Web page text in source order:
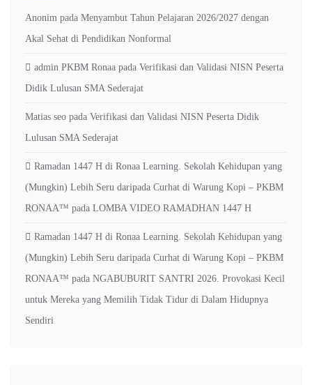
Anonim pada Menyambut Tahun Pelajaran 2026/2027 dengan
Akal Sehat di Pendidikan Nonformal
admin PKBM Ronaa pada Verifikasi dan Validasi NISN Peserta
Didik Lulusan SMA Sederajat
Matias seo pada Verifikasi dan Validasi NISN Peserta Didik
Lulusan SMA Sederajat
Ramadan 1447 H di Ronaa Learning. Sekolah Kehidupan yang
(Mungkin) Lebih Seru daripada Curhat di Warung Kopi – PKBM
RONAA™ pada LOMBA VIDEO RAMADHAN 1447 H
Ramadan 1447 H di Ronaa Learning. Sekolah Kehidupan yang
(Mungkin) Lebih Seru daripada Curhat di Warung Kopi – PKBM
RONAA™ pada NGABUBURIT SANTRI 2026. Provokasi Kecil
untuk Mereka yang Memilih Tidak Tidur di Dalam Hidupnya
Sendiri